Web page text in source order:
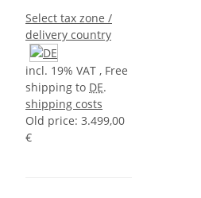
Select tax zone /
delivery country
incl. 19% VAT , Free
shipping to DE.
shipping costs
Old price: 3.499,00
€